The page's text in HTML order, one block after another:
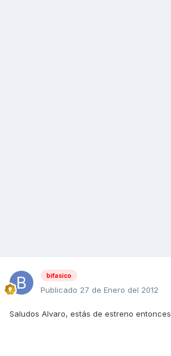
bifasico
Publicado 27 de Enero del 2012
Saludos Alvaro, estás de estreno entonces